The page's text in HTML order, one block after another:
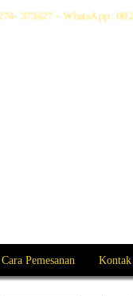
373427 - WhatsApp :
Cara Pemesanan